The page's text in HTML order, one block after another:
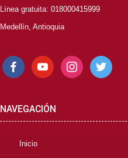
Línea gratuita: 018000415999
Medellín, Antioquia
facebookyoutube instagramtwitter
NAVEGACIÓN
Inicio